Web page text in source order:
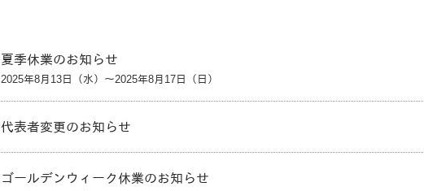
夏季休業のお知らせ
2025年8月13日（水）～2025年8月17日（日）
代表者変更のお知らせ
ゴールデンウィーク休業のお知らせ